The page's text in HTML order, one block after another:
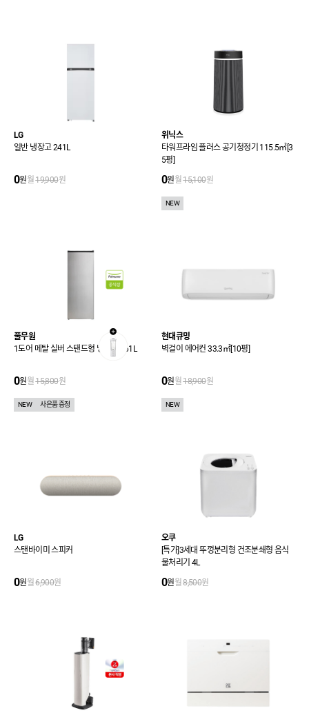
LG
일반 냉장고 241L
0원월19,900원
위닉스
타워프라임 플러스 공기청정기 115.5㎡[3
5평]
0원월15,100원
NEW
풀무원
1도어 메탈 실버 스탠드형 냉동고 161L
0원월15,800원
NEW 사은품 증정
현대큐밍
벽걸이 에어컨 33.3㎡[10평]
0원월18,900원
NEW
LG
스탠바이미 스피커
0원월6,900원
오쿠
[특가]3세대 뚜껑분리형 건조분쇄형 음식
물처리기 4L
0원월8,500원